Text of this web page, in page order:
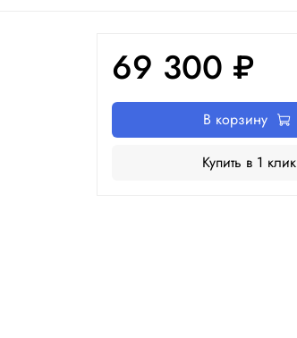
69 300 ₽
В корзину
Купить в 1 клик